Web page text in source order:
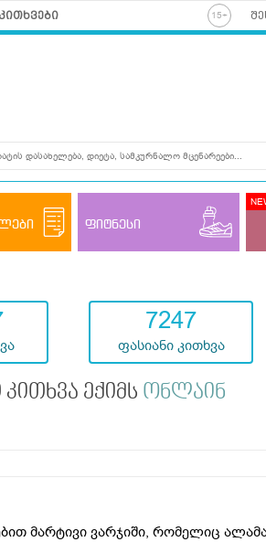
ფიტნესი
7247
ფასიანი კითხვა
ექიმს ონლაინ
მარტივი ვარჯიში, რომელიც